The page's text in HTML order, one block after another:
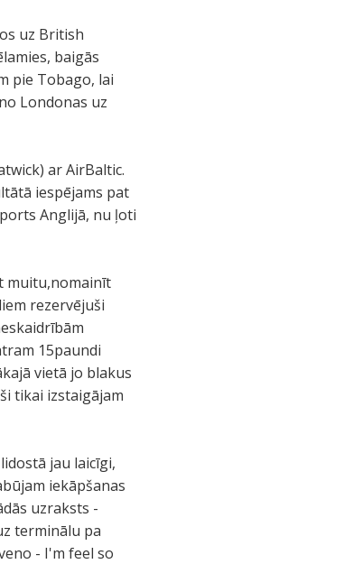
uz British
baigās
pie Tobago, lai
Londonas uz
ar AirBaltic.
iespējams pat
Anglijā, nu ļoti
muitu,nomainīt
rezervējuši
15paundi
vietā jo blakus
tikai izstaigājam
jau laicīgi,
iekāpšanas
uzraksts -
terminālu pa
- I'm feel so